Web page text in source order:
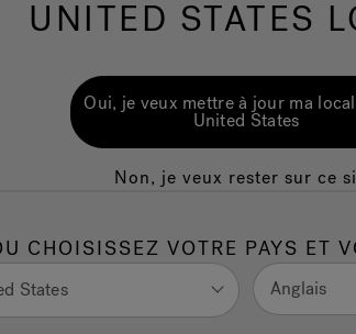
Galerie
de nos récentes installations
sur les détails des produits, les
UNITED STATES
Oui, je veux mettre à jour ma
United States
Non, je veux rester sur ce
CHOISISSEZ VOTRE PAYS ET
States Anglais